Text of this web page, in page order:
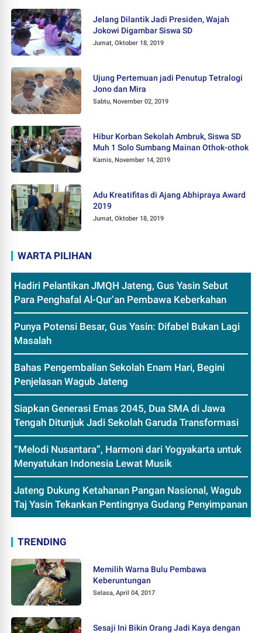
Jelang Dilantik Jadi Presiden, Wajah
Jokowi Digambar Siswa SD
Jumat, Oktober 18, 2019
Ujung Pertemuan jadi Penutup Tetralogi
Jono dan Mira
Sabtu, November 02, 2019
Hibur Korban Sekolah Ambruk, Siswa SD
Muh 1 Solo Sumbang Mainan Othok-othok
Kamis, November 14, 2019
Adu Kreatifitas di Ajang Abhipraya Award
2019
Jumat, Oktober 18, 2019
WARTA PILIHAN
Hadiri Pelantikan JMQH Jateng, Gus Yasin Sebut
Para Penghafal Al-Qur’an Pembawa Keberkahan
Punya Potensi Besar, Gus Yasin: Difabel Bukan Lagi
Masalah
Bahas Pengembalian Sekolah Enam Hari, Begini
Penjelasan Wagub Jateng
Siapkan Generasi Emas 2045, Dua SMA di Jawa
Tengah Ditunjuk Jadi Sekolah Garuda Transformasi
“Melodi Nusantara”, Harmoni dari Yogyakarta untuk
Menyatukan Indonesia Lewat Musik
Jateng Dukung Ketahanan Pangan Nasional, Wagub
Taj Yasin Tekankan Pentingnya Gudang Penyimpanan
TRENDING
Memilih Warna Bulu Pembawa
Keberuntungan
Selasa, April 04, 2017
Sesaji Ini Bikin Orang Jadi Kaya dengan